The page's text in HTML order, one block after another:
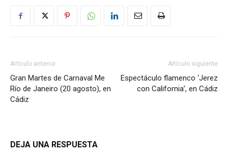
Artículo anterior
Gran Martes de Carnaval Me
Río de Janeiro (20 agosto), en
Cádiz
Artículo siguiente
Espectáculo flamenco ‘Jerez
con California’, en Cádiz
DEJA UNA RESPUESTA